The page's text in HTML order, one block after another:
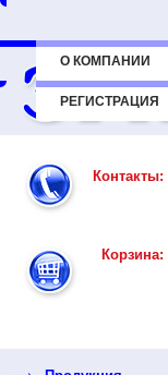
О КОМПАНИИ
РЕГИСТРАЦИЯ
Контакты:
Корзина: